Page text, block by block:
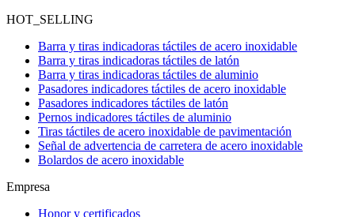
HOT_SELLING
Barra y tiras indicadoras táctiles de acero inoxidable
Barra y tiras indicadoras táctiles de latón
Barra y tiras indicadoras táctiles de aluminio
Pasadores indicadores táctiles de acero inoxidable
Pasadores indicadores táctiles de latón
Pernos indicadores táctiles de aluminio
Tiras táctiles de acero inoxidable de pavimentación
Señal de advertencia de carretera de acero inoxidable
Bolardos de acero inoxidable
Empresa
Honor y certificados